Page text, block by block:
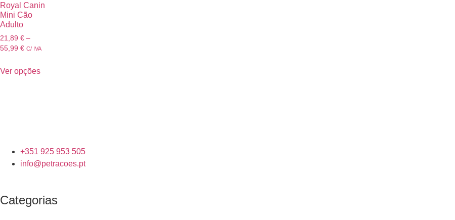
Royal Canin
Mini Cão
Adulto
21,89 € –
55,99 € C/ IVA
Ver opções
+351 925 953 505
info@petracoes.pt
Categorias